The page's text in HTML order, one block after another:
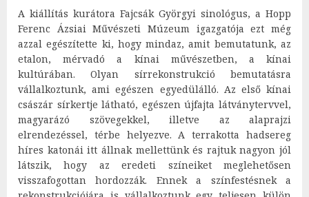
A kiállítás kurátora Fajcsák Györgyi sinológus, a Hopp
Ferenc Ázsiai Művészeti Múzeum igazgatója ezt még
azzal egészítette ki, hogy mindaz, amit bemutatunk, az
etalon, mérvadó a kínai művészetben, a kínai
kultúrában. Olyan sírrekonstrukció bemutatásra
vállalkoztunk, ami egészen egyedülálló. Az első kínai
császár sírkertje látható, egészen újfajta látványtervvel,
magyarázó szövegekkel, illetve az alaprajzi
elrendezéssel, térbe helyezve. A terrakotta hadsereg
híres katonái itt állnak mellettünk és rajtuk nagyon jól
látszik, hogy az eredeti színeiket meglehetősen
visszafogottan hordozzák. Ennek a színfestésnek a